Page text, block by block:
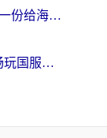
在南非玩刀塔2用什么加速器？一份给海外游子的终极生存指南
Dive用什么加速器好？海外党畅玩国服游戏的终极避坑指南